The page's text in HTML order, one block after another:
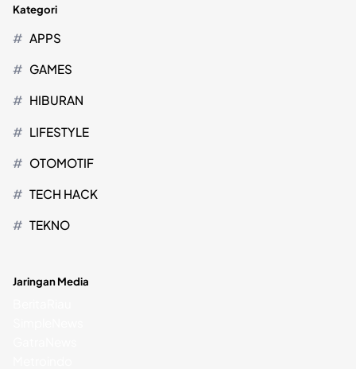
Kategori
APPS
GAMES
HIBURAN
LIFESTYLE
OTOMOTIF
TECH HACK
TEKNO
Jaringan Media